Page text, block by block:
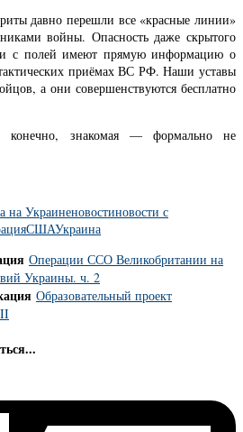
давно перешли все «красные линии»
войны. Опасность даже скрытого
с полей имеют прямую информацию о
приёмах ВС РФ. Наши уставы
а они совершенствуются бесплатно
конечно, знакомая — формально не
на Украиненовостиновости с
СШАУкраина
Операции ССО Великобритании на
Украины. ч. 2
Образовательный проект